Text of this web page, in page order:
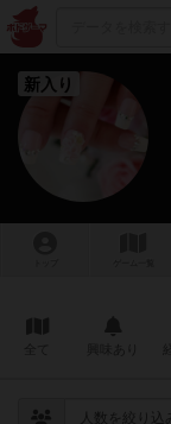
新入り